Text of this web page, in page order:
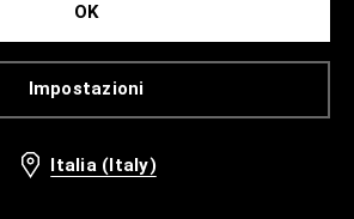
Impostazioni
OK
Italia (Italy)